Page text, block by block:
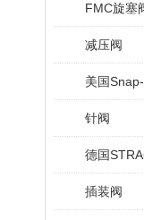
FMC旋塞
减压阀
美国
针阀
德国
插装阀